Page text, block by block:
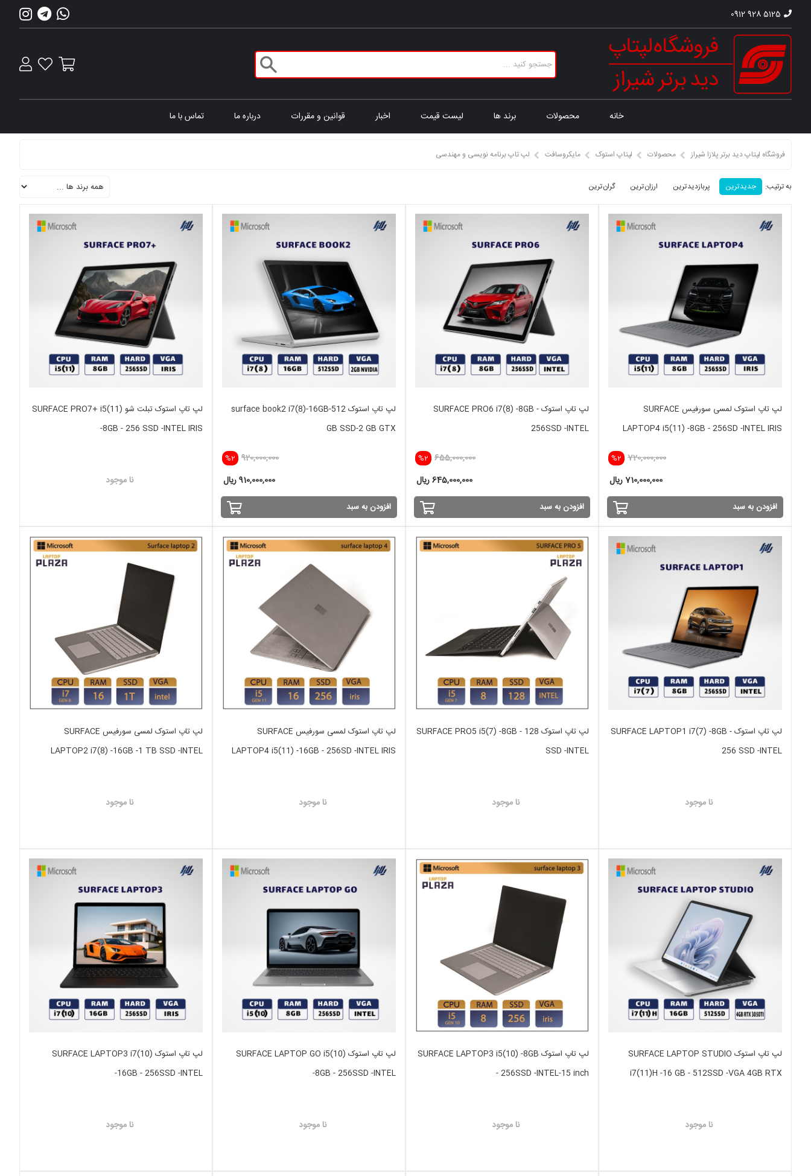
0912 928 5125
خانه محصولات برند ها لیست قیمت اخبار قوانین و مقررات درباره ما تماس با ما
فروشگاه لپتاپ دید برتر پلازا شیراز محصولات لپتاپ استوک مایکروسافت لپ تاپ برنامه نویسی و مهندسی
به ترتیب: جدید ترین پربازدید ترین ارزان ترین گران ترین
لپ تاپ استوک لمسی سورفیس SURFACE
LAPTOP4 i5(11) -8GB - 256SD -INTEL IRIS
%2 720,000,000
710,000,000 ریال
افزودن به سبد
لپ تاپ استوک SURFACE PRO6 i7(8) -8GB -
256SSD -INTEL
%2 655,000,000
645,000,000 ریال
افزودن به سبد
لپ تاپ استوک surface book2 i7(8)-16GB-512
GB SSD-2 GB GTX
%2 920,000,000
910,000,000 ریال
افزودن به سبد
لپ تاپ استوک تبلت شو SURFACE PRO7+ i5(11)
-8GB - 256 SSD -INTEL IRIS
نا موجود
لپ تاپ استوک SURFACE LAPTOP1 i7(7) -8GB -
256 SSD -INTEL
نا موجود
لپ تاپ استوک SURFACE PRO5 i5(7) -8GB - 128
SSD -INTEL
نا موجود
لپ تاپ استوک لمسی سورفیس SURFACE
LAPTOP4 i5(11) -16GB - 256SD -INTEL IRIS
نا موجود
لپ تاپ استوک لمسی سورفیس SURFACE
LAPTOP2 i7(8) -16GB -1 TB SSD -INTEL
نا موجود
لپ تاپ استوک SURFACE LAPTOP STUDIO
i7(11)H -16 GB - 512SSD -VGA 4GB RTX
نا موجود
لپ تاپ استوک SURFACE LAPTOP3 i5(10) -8GB
- 256SSD -INTEL-15 inch
نا موجود
لپ تاپ استوک SURFACE LAPTOP GO i5(10)
-8GB - 256SSD -INTEL
نا موجود
لپ تاپ استوک SURFACE LAPTOP3 i7(10)
-16GB - 256SSD -INTEL
نا موجود